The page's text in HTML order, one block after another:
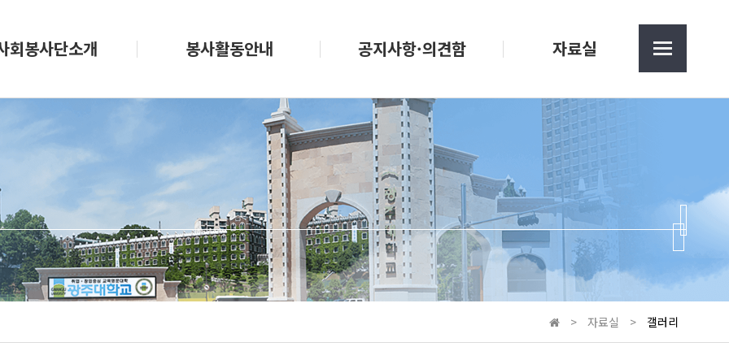
회봉사단소개 봉사활동안내 공지사항·의견함 자료실
> 자료실 > 갤러리